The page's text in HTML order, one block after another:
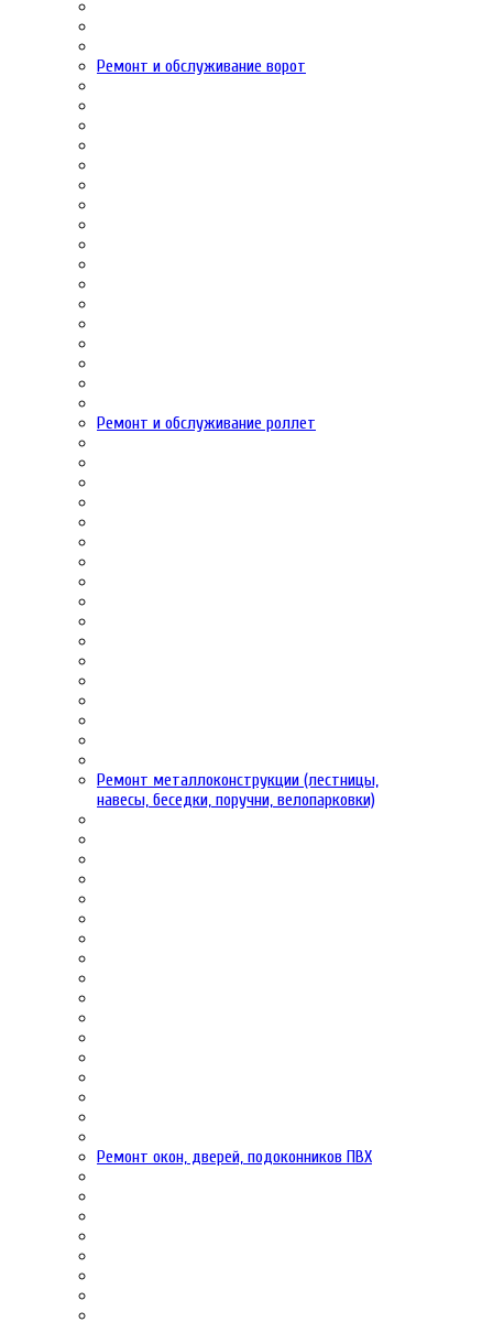
Ремонт и обслуживание ворот
Ремонт и обслуживание роллет
Ремонт металлоконструкции (лестницы,
навесы, беседки, поручни, велопарковки)
Ремонт окон, дверей, подоконников ПВХ